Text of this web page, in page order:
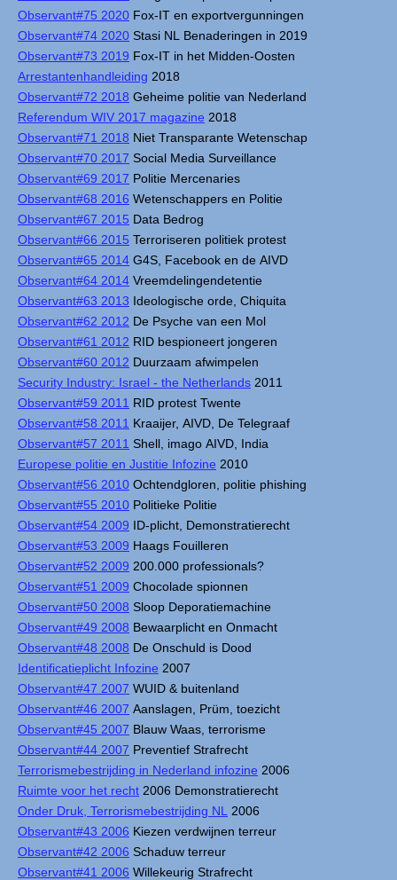
Observant#75 2020 Fox-IT en exportvergunningen
Observant#74 2020 Stasi NL Benaderingen in 2019
Observant#73 2019 Fox-IT in het Midden-Oosten
Arrestantenhandleiding 2018
Observant#72 2018 Geheime politie van Nederland
Referendum WIV 2017 magazine 2018
Observant#71 2018 Niet Transparante Wetenschap
Observant#70 2017 Social Media Surveillance
Observant#69 2017 Politie Mercenaries
Observant#68 2016 Wetenschappers en Politie
Observant#67 2015 Data Bedrog
Observant#66 2015 Terroriseren politiek protest
Observant#65 2014 G4S, Facebook en de AIVD
Observant#64 2014 Vreemdelingendetentie
Observant#63 2013 Ideologische orde, Chiquita
Observant#62 2012 De Psyche van een Mol
Observant#61 2012 RID bespioneert jongeren
Observant#60 2012 Duurzaam afwimpelen
Security Industry: Israel - the Netherlands 2011
Observant#59 2011 RID protest Twente
Observant#58 2011 Kraaijer, AIVD, De Telegraaf
Observant#57 2011 Shell, imago AIVD, India
Europese politie en Justitie Infozine 2010
Observant#56 2010 Ochtendgloren, politie phishing
Observant#55 2010 Politieke Politie
Observant#54 2009 ID-plicht, Demonstratierecht
Observant#53 2009 Haags Fouilleren
Observant#52 2009 200.000 professionals?
Observant#51 2009 Chocolade spionnen
Observant#50 2008 Sloop Deporatiemachine
Observant#49 2008 Bewaarplicht en Onmacht
Observant#48 2008 De Onschuld is Dood
Identificatieplicht Infozine 2007
Observant#47 2007 WUID & buitenland
Observant#46 2007 Aanslagen, Prüm, toezicht
Observant#45 2007 Blauw Waas, terrorisme
Observant#44 2007 Preventief Strafrecht
Terrorismebestrijding in Nederland infozine 2006
Ruimte voor het recht 2006 Demonstratierecht
Onder Druk, Terrorismebestrijding NL
2006
Observant#43 2006 Kiezen verdwijnen terreur
Observant#42 2006 Schaduw terreur
Observant#41 2006 Willekeurig Strafrecht